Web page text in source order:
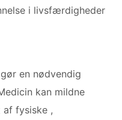
i livsfærdigheder
en nødvendig
kan mildne
fysiske ,